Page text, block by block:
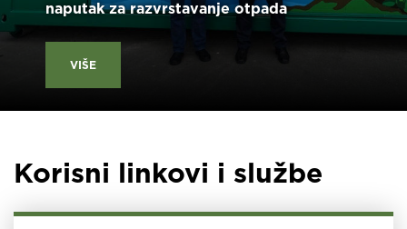
naputak za razvrstavanje otpada
VIŠE
Korisni linkovi i službe